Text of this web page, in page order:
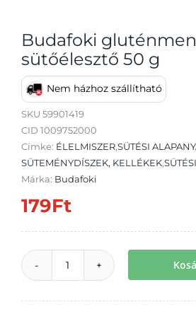
Átvétel
Budafoki
sütőélesztő 50 g
Nem házhoz szállítható
SKU 59901419
CID 1009752000
Címke: ÉLELMISZER,SÜTÉSI
SÜTEMÉNYDÍSZEK, KELLÉKEK,
Márka: Budafoki
179Ft
Budafoki